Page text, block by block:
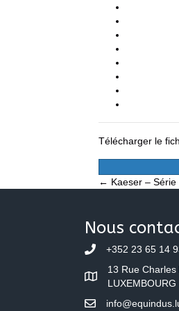
Télécharger le
Posts
← Kaeser – Série
Nous
+352 23 65 14
13 Rue
LUXEMBOURG